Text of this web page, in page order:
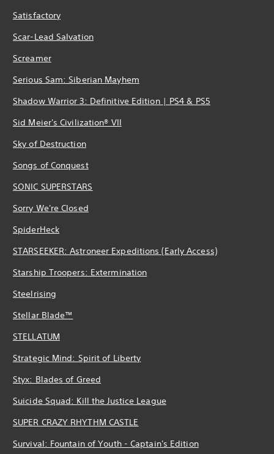
Satisfactory
Scar-Lead Salvation
Screamer
Serious Sam: Siberian Mayhem
Shadow Warrior 3: Definitive Edition | PS4 & PS5
Sid Meier's Civilization® VII
Sky of Destruction
Songs of Conquest
SONIC SUPERSTARS
Sorry We're Closed
SpiderHeck
STARSEEKER: Astroneer Expeditions (Early Access)
Starship Troopers: Extermination
Steelrising
Stellar Blade™
STELLATUM
Strategic Mind: Spirit of Liberty
Styx: Blades of Greed
Suicide Squad: Kill the Justice League
SUPER CRAZY RHYTHM CASTLE
Survival: Fountain of Youth - Captain's Edition